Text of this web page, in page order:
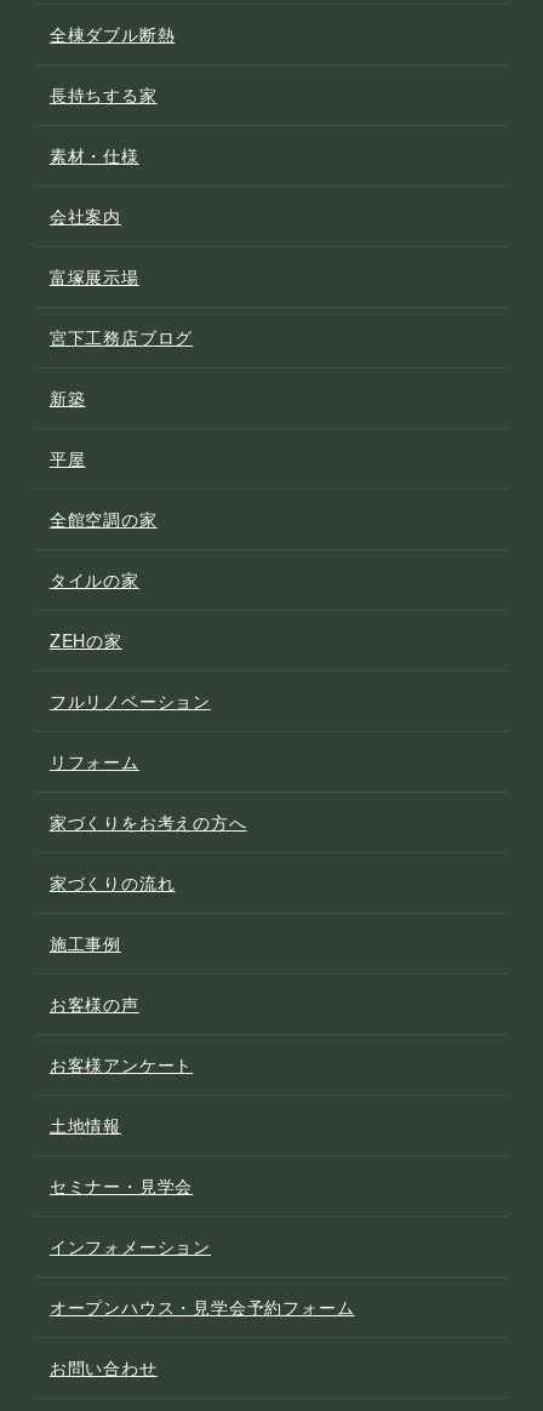
全棟ダブル断熱
長持ちする家
素材・仕様
会社案内
富塚展示場
宮下工務店ブログ
新築
平屋
全館空調の家
タイルの家
ZEHの家
フルリノベーション
リフォーム
家づくりをお考えの方へ
家づくりの流れ
施工事例
お客様の声
お客様アンケート
土地情報
セミナー・見学会
インフォメーション
オープンハウス・見学会予約フォーム
お問い合わせ